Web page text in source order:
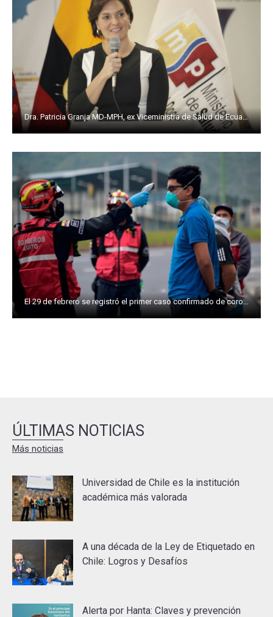
Dra. Patricia Granja MD-MPH, ex Viceministra de Salud de Ecuador, actual consultora para la construcción participativa de la ruta de la salud en la Amazonia,
El 29 de febrero se registró el primer caso confirmado de coronavirus en el país.
ÚLTIMAS NOTICIAS
Más noticias
Universidad de Chile es la institución
académica más valorada
A una década de la Ley de Etiquetado en
Chile: Logros y Desafíos
Alerta por Hanta: Claves y prevención